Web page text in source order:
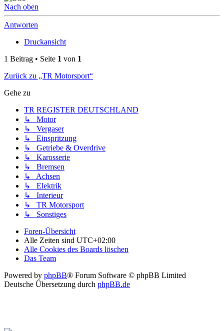
Nach oben
Antworten
Druckansicht
1 Beitrag • Seite 1 von 1
Zurück zu „TR Motorsport“
Gehe zu
TR REGISTER DEUTSCHLAND
↳ Motor
↳ Vergaser
↳ Einspritzung
↳ Getriebe & Overdrive
↳ Karosserie
↳ Bremsen
↳ Achsen
↳ Elektrik
↳ Interieur
↳ TR Motorsport
↳ Sonstiges
Foren-Übersicht
Alle Zeiten sind UTC+02:00
Alle Cookies des Boards löschen
Das Team
Powered by phpBB® Forum Software © phpBB Limited
Deutsche Übersetzung durch phpBB.de